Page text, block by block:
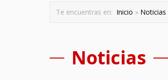
Te encuentras en: Inicio » Noticias
Noticias